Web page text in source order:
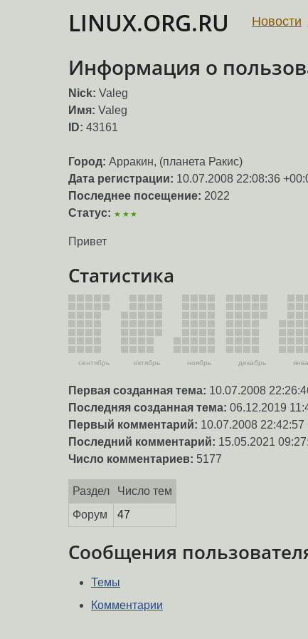
LINUX.ORG.RU Новости
Информация о
Nick: Valeg
Имя: Valeg
ID: 43161
Город: Арракин, (планета Ракис)
Дата регистрации: 10.07.2008 22:08:36
Последнее посещение: 2022
Статус: ★★★
Привет
Статистика
сентябрь октябрь ноябрь декабрь
Первая созданная тема: 10.07.2008
Последняя созданная тема: 06.12.2019
Первый комментарий: 10.07.2008 22:42:57
Последний комментарий: 15.05.2021
Число комментариев: 5177
Раздел
Число тем
Форум
47
Сообщения
Темы
Комментарии